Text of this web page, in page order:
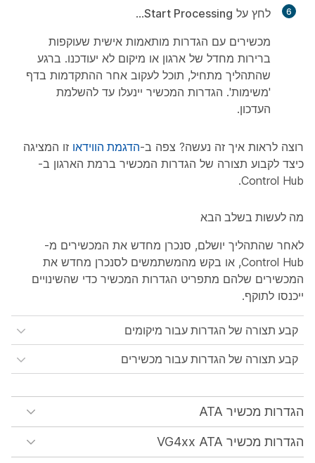
6 לחץ על Start Processing
...
מכשירים עם הגדרות מותאמות אישית שעוקפות
ברירות מחדל של ארגון או מיקום לא יעודכנו. ברגע
שהתהליך מתחיל, תוכל לעקוב אחר ההתקדמות בדף
'משימות'. הגדרות המכשיר יינעלו עד להשלמת
העדכון.
רוצה לראות איך זה נעשה? צפה ב-הדגמת הווידאו זו המציגה
כיצד לקבוע תצורה של הגדרות המכשיר ברמת הארגון ב-
Control Hub.
מה לעשות בשלב הבא
לאחר שהתהליך יושלם, סנכרן מחדש את המכשירים מ-
Control Hub, או בקש מהמשתמשים לסנכרן מחדש את
המכשירים שלהם מתפריט הגדרות המכשיר כדי שהשינויים
ייכנסו לתוקף.
קבע תצורה של הגדרות עבור מיקומים
קבע תצורה של הגדרות עבור מכשירים
הגדרות מכשיר ATA
הגדרות מכשיר VG4xx ATA